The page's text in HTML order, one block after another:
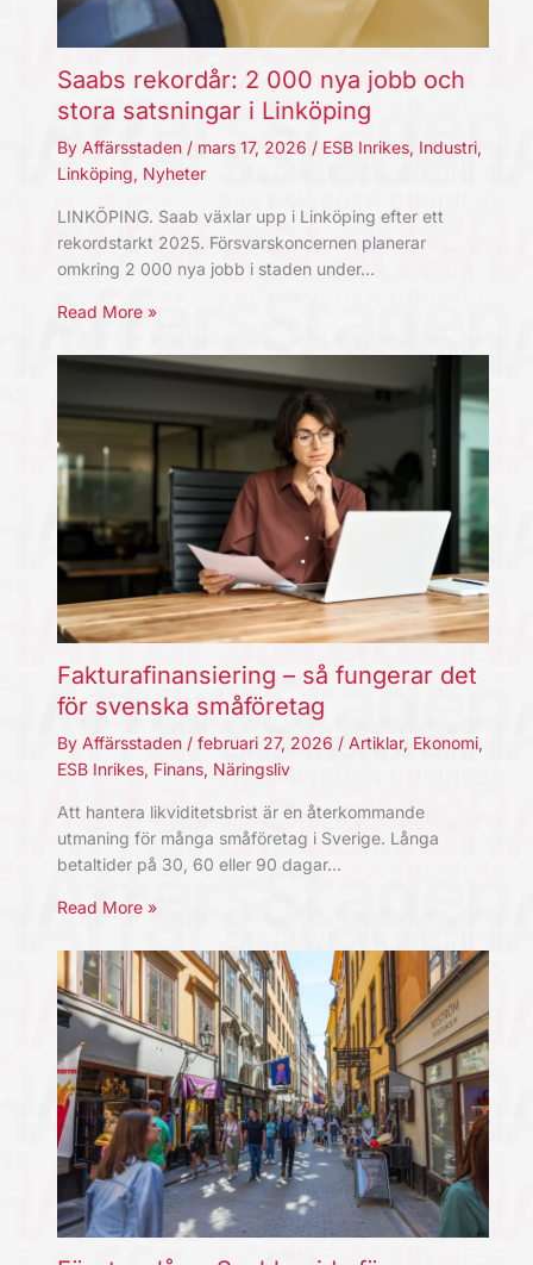
Saabs rekordår: 2 000 nya jobb och
stora satsningar i Linköping
By Affärsstaden / mars 17, 2026 / ESB Inrikes, Industri,
Linköping, Nyheter
LINKÖPING. Saab växlar upp i Linköping efter ett
rekordstarkt 2025. Försvarskoncernen planerar
omkring 2 000 nya jobb i staden under…
Read More »
Fakturafinansiering – så fungerar det
för svenska småföretag
By Affärsstaden / februari 27, 2026 / Artiklar, Ekonomi,
ESB Inrikes, Finans, Näringsliv
Att hantera likviditetsbrist är en återkommande
utmaning för många småföretag i Sverige. Långa
betaltider på 30, 60 eller 90 dagar…
Read More »